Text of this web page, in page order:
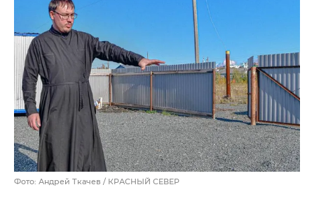
Фото: Андрей Ткачев / КРАСНЫЙ СЕВЕР